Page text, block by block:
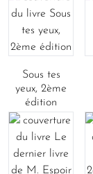
Sous tes
yeux, 2ème
édition